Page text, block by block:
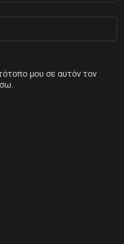
μου σε αυτόν τον